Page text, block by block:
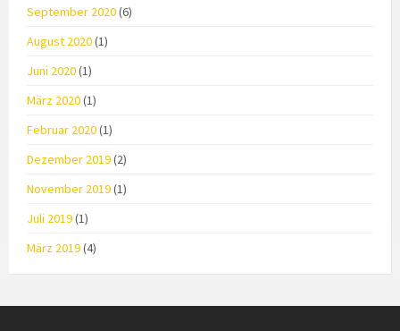
September 2020(6)
August 2020(1)
Juni 2020(1)
März 2020(1)
Februar 2020(1)
Dezember 2019(2)
November 2019(1)
Juli 2019(1)
März 2019(4)